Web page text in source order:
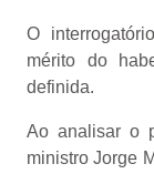
O
mérito do
definida.
Ao analisar o
ministro Jorge